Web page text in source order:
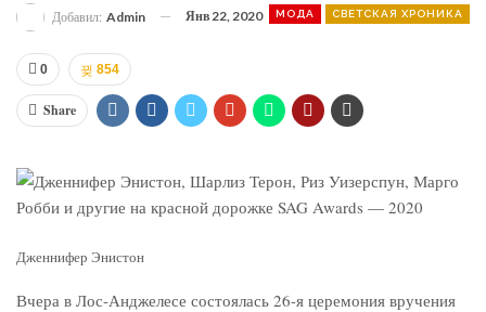
МОДА СВЕТСКАЯ ХРОНИКА
Добавил: Admin Янв 22, 2020
0 854
Share
Дженнифер Энистон
Вчера в Лос-Анджелесе состоялась 26-я церемония вручения